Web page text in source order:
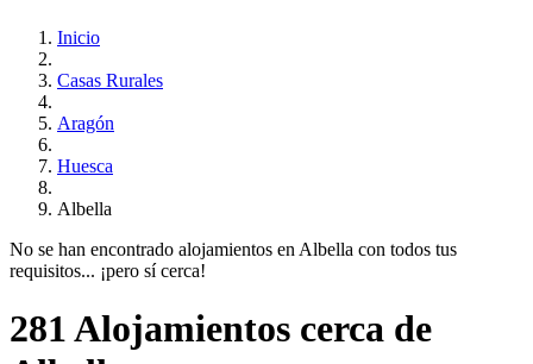
Inicio
Casas Rurales
Aragón
Huesca
Albella
No se han encontrado alojamientos en Albella con todos tus
requisitos... ¡pero sí cerca!
281 Alojamientos cerca de